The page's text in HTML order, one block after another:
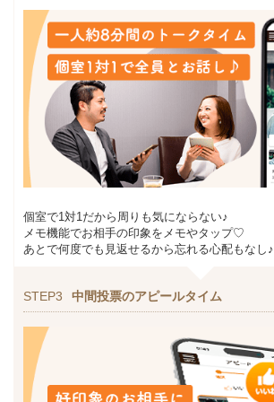
個室で1対1だから周りも気にならない♪
メモ機能でお相手の印象をメモやタップ♡
あとで何度でも見返せるから忘れる心配もなし♪
STEP3 中間投票のアピールタイム